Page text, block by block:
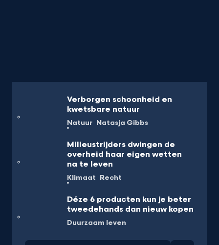
Verborgen schoonheid en
kwetsbare natuur
Natuur Natasja Gibbs
Milieustrijders dwingen de
overheid haar eigen wetten
na te leven
Klimaat Recht
Déze 6 producten kun je beter
tweedehands dan nieuw kopen
Duurzaam leven